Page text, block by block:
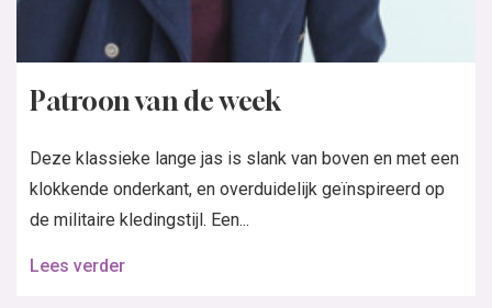
Patroon van de week
Deze klassieke lange jas is slank van boven en met een
klokkende onderkant, en overduidelijk geïnspireerd op
de militaire kledingstijl. Een...
Lees verder